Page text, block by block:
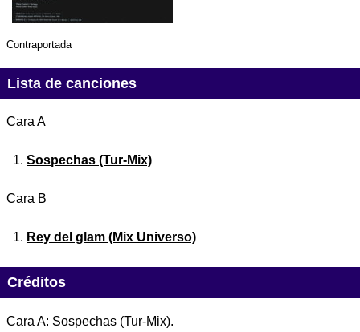
Contraportada
Lista de canciones
Cara A
Sospechas (Tur-Mix)
Cara B
Rey del glam (Mix Universo)
Créditos
Cara A: Sospechas (Tur-Mix).